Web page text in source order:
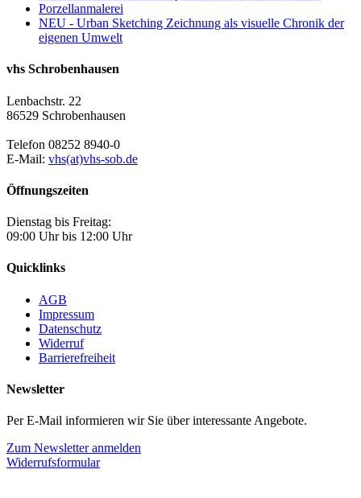
Porzellanmalerei
NEU - Urban Sketching Zeichnung als visuelle Chronik der
eigenen Umwelt
vhs Schrobenhausen
Lenbachstr. 22
86529 Schrobenhausen
Telefon 08252 8940-0
E-Mail: vhs(at)vhs-sob.de
Öffnungszeiten
Dienstag bis Freitag:
09:00 Uhr bis 12:00 Uhr
Quicklinks
AGB
Impressum
Datenschutz
Widerruf
Barrierefreiheit
Newsletter
Per E-Mail informieren wir Sie über interessante Angebote.
Zum Newsletter anmelden
Widerrufsformular